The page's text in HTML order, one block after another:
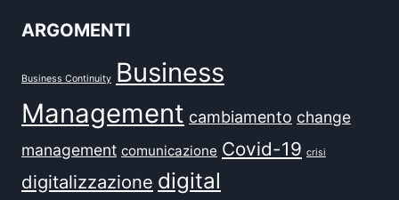
ARGOMENTI
Business Continuity Business
Management cambiamento change
management comunicazione Covid-19 crisi
digitalizzazione digital